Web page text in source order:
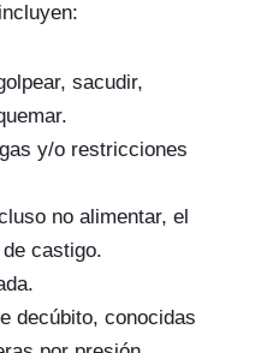
sacudir,
y/o restricciones
no alimentar, el
castigo.
decúbito, conocidas